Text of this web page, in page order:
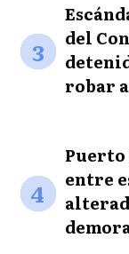
3
del
robar
4
Puerto
entre